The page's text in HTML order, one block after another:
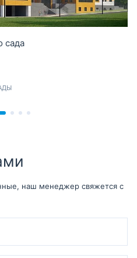
сада
наш менеджер свяжется с